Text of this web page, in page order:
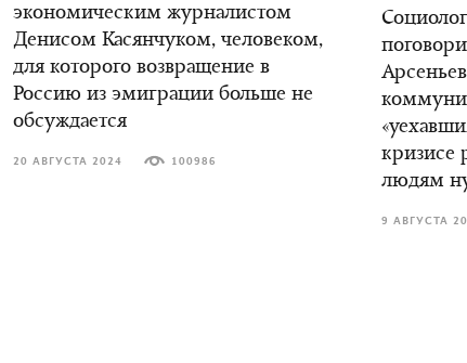
экономическим журналистом
Денисом Касянчуком, человеком,
для которого возвращение в
Россию из эмиграции больше не
обсуждается
20 АВГУСТА 2024 100986
кризисе
людям
9 АВГУСТА